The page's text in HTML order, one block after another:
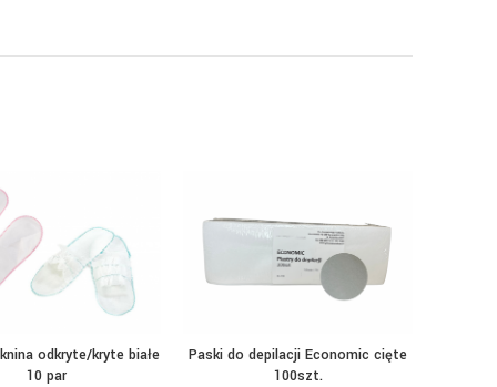
OPCJE
odkryte/kryte białe
10 par
DODAJ DO KOSZYKA
Paski do depilacji Economic cięte
100szt.